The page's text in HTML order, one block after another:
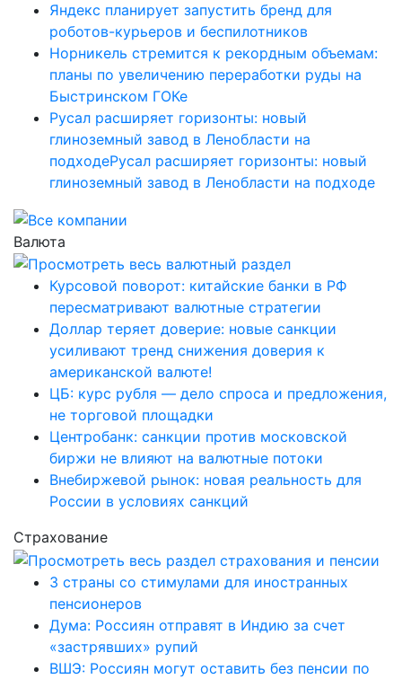
Яндекс планирует запустить бренд для
роботов-курьеров и беспилотников
Норникель стремится к рекордным объемам:
планы по увеличению переработки руды на
Быстринском ГОКе
Русал расширяет горизонты: новый
глиноземный завод в Ленобласти на
подходеРусал расширяет горизонты: новый
глиноземный завод в Ленобласти на подходе
Валюта
Курсовой поворот: китайские банки в РФ
пересматривают валютные стратегии
Доллар теряет доверие: новые санкции
усиливают тренд снижения доверия к
американской валюте!
ЦБ: курс рубля — дело спроса и предложения,
не торговой площадки
Центробанк: санкции против московской
биржи не влияют на валютные потоки
Внебиржевой рынок: новая реальность для
России в условиях санкций
Страхование
3 страны со стимулами для иностранных
пенсионеров
Дума: Россиян отправят в Индию за счет
«застрявших» рупий
ВШЭ: Россиян могут оставить без пенсии по